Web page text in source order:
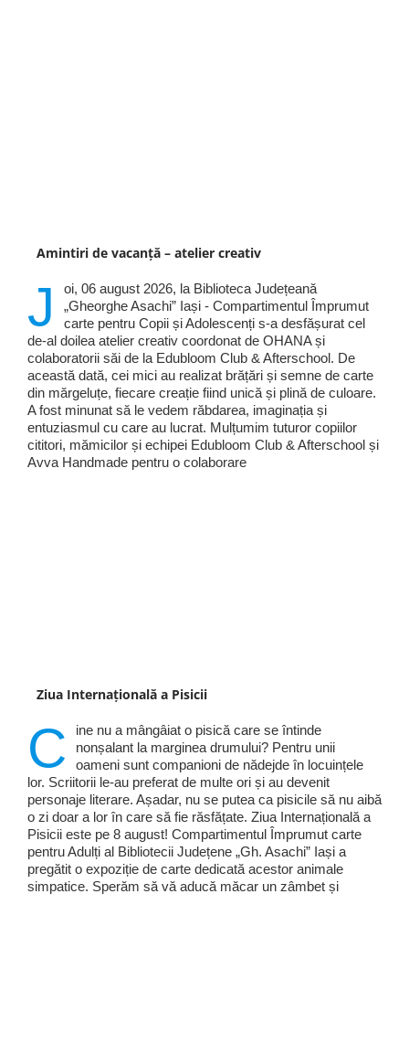
Amintiri de vacanță – atelier creativ
J
oi, 06 august 2026, la Biblioteca Județeană
„Gheorghe Asachi” Iași - Compartimentul Împrumut
carte pentru Copii și Adolescenți s-a desfășurat cel
de-al doilea atelier creativ coordonat de OHANA și
colaboratorii săi de la Edubloom Club & Afterschool. De
această dată, cei mici au realizat brățări și semne de carte
din mărgeluțe, fiecare creație fiind unică și plină de culoare.
A fost minunat să le vedem răbdarea, imaginația și
entuziasmul cu care au lucrat. Mulțumim tuturor copiilor
cititori, mămicilor și echipei Edubloom Club & Afterschool și
Avva Handmade pentru o colaborare
Ziua Internațională a Pisicii
C
ine nu a mângâiat o pisică care se întinde
nonșalant la marginea drumului? Pentru unii
oameni sunt companioni de nădejde în locuințele
lor. Scriitorii le-au preferat de multe ori și au devenit
personaje literare. Așadar, nu se putea ca pisicile să nu aibă
o zi doar a lor în care să fie răsfățate. Ziua Internațională a
Pisicii este pe 8 august! Compartimentul Împrumut carte
pentru Adulți al Bibliotecii Județene „Gh. Asachi” Iași a
pregătit o expoziție de carte dedicată acestor animale
simpatice. Sperăm să vă aducă măcar un zâmbet și